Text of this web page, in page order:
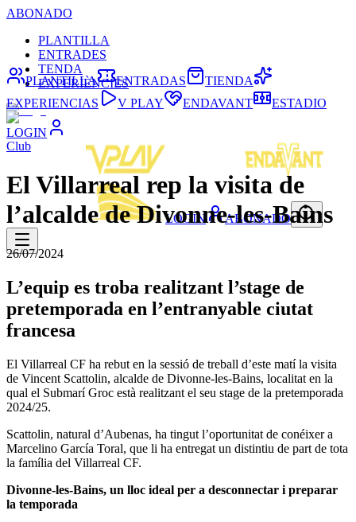
ABONADO
PLANTILLA
ENTRADES
TENDA
EXPERIÈNCIES
LOGIN
LOGIN ABONADO
PLANTILLA ENTRADAS
TIENDA
EXPERIENCIAS
V PLAY ENDAVANT ESTADIO
Club
El Villarreal rep la visita de
l’alcalde de Divonne-les-Bains
26/07/2024
L’equip es troba realitzant l’stage de
pretemporada en l’entranyable ciutat
francesa
El Villarreal CF ha rebut en la sessió de treball d’este matí la visita
de Vincent Scattolin, alcalde de Divonne-les-Bains, localitat en la
qual el Submarí Groc està realitzant el seu stage de la pretemporada
2024/25.
Scattolin, natural d’Aubenas, ha tingut l’oportunitat de conéixer a
Marcelino García Toral, que li ha entregat un distintiu de part de tota
la família del Villarreal CF.
Divonne-les-Bains, un lloc ideal per a desconnectar i preparar
la temporada